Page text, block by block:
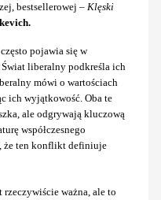
bestsellerowej – Klęski
pojawia się w
liberalny podkreśla ich
mówi o wartościach
ich wyjątkowość. Oba te
ale odgrywają kluczową
współczesnego
że ten konflikt definiuje
rzeczywiście ważna, ale to